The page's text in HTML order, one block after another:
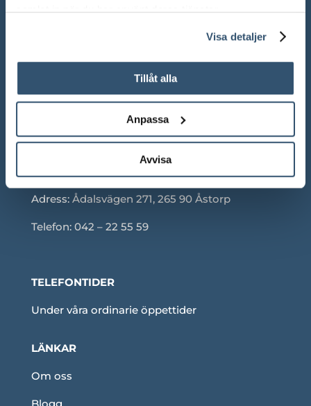
samlat in när du har använt deras tjänster.
Visa detaljer
Tillåt alla
Anpassa
Avvisa
Lör: 10.00 – 13.00
Röda dagar: Stängt om inget annat anges
Adress: Ådalsvägen 271, 265 90 Åstorp
Telefon: 042 – 22 55 59
TELEFONTIDER
Under våra ordinarie öppettider
LÄNKAR
Om oss
Blogg